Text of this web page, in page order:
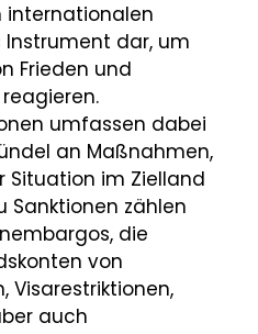
internationalen
dar, um
Frieden und
umfassen dabei
an Maßnahmen,
im Zielland
Sanktionen zählen
die
von
Visarestriktionen,
auch